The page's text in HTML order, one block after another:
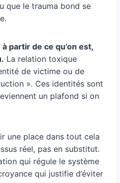
que le trauma bond se
partir de ce qu’on est,
La relation toxique
de victime ou de
». Ces identités sont
un plafond si on
une place dans tout cela
réel, pas en substitut.
qui régule le système
qui justifie d’éviter